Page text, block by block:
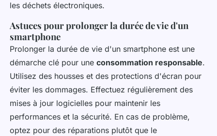
les déchets électroniques.
Astuces pour prolonger la durée de vie d'un
smartphone
Prolonger la durée de vie d'un smartphone est une
démarche clé pour une consommation responsable.
Utilisez des housses et des protections d'écran pour
éviter les dommages. Effectuez régulièrement des
mises à jour logicielles pour maintenir les
performances et la sécurité. En cas de problème,
optez pour des réparations plutôt que le